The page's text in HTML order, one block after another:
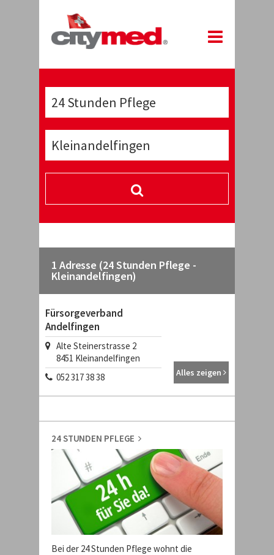
1 Adresse (24 Stunden Pflege -
Kleinandelfingen)
Fürsorgeverband
Andelfingen
Alte Steinerstrasse 2
8451 Kleinandelfingen
052 317 38 38
Alles zeigen
24 STUNDEN PFLEGE
Bei der 24 Stunden Pflege wohnt die